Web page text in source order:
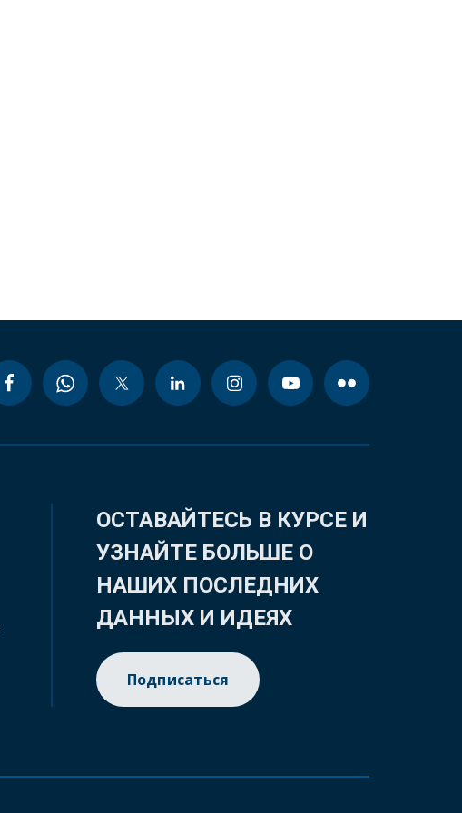
ОСТАВАЙТЕСЬ В КУРСЕ И
УЗНАЙТЕ БОЛЬШЕ О
НАШИХ ПОСЛЕДНИХ
ДАННЫХ И ИДЕЯХ
Подписаться